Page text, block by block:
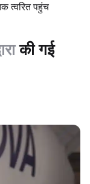
त्वरित पहुंच
की गई